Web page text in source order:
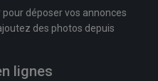
déposer vos annonces
des photos depuis
lignes